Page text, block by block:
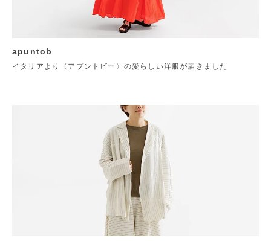
apuntob
イタリアより〈アプントビー〉の愛らしい洋服が届きました